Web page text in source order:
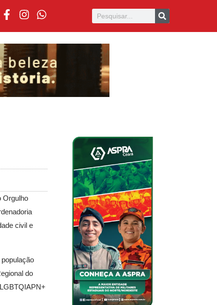
Orgulho
civil e
do